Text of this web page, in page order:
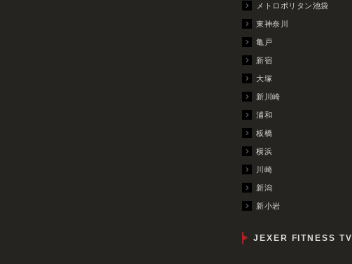
メトロポリタン池袋
東神奈川
亀戸
新宿
大塚
新川崎
浦和
板橋
横浜
川崎
新潟
新小岩
JEXER FITNESS TV